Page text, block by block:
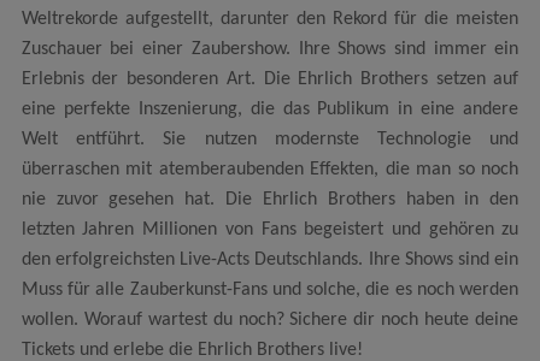
Weltrekorde aufgestellt, darunter den Rekord für die meisten
Zuschauer bei einer Zaubershow. Ihre Shows sind immer ein
Erlebnis der besonderen Art. Die Ehrlich Brothers setzen auf
eine perfekte Inszenierung, die das Publikum in eine andere
Welt entführt. Sie nutzen modernste Technologie und
überraschen mit atemberaubenden Effekten, die man so noch
nie zuvor gesehen hat. Die Ehrlich Brothers haben in den
letzten Jahren Millionen von Fans begeistert und gehören zu
den erfolgreichsten Live-Acts Deutschlands. Ihre Shows sind ein
Muss für alle Zauberkunst-Fans und solche, die es noch werden
wollen. Worauf wartest du noch? Sichere dir noch heute deine
Tickets und erlebe die Ehrlich Brothers live!